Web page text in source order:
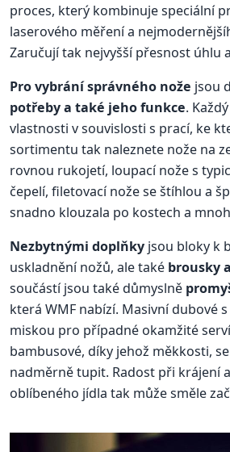
proces, který kombinuje speciální
laserového měření a
Zaručují tak nejvyšší přesnost úhlu
Pro vybrání správného nože jsou
potřeby a také jeho funkce.
vlastnosti v souvislosti s prací, ke
sortimentu tak naleznete nože na
rovnou rukojetí, loupací nože s
čepelí, filetovací nože se štíhlou a
snadno klouzala po kostech a
Nezbytnými doplňky jsou bloky k
uskladnění nožů, ale také brousky
součástí jsou také důmyslně
která WMF nabízí. Masivní dubové
miskou pro případné okamžité
bambusové, díky jehož měkkosti,
nadměrně tupit. Radost při krájení
oblíbeného jídla tak může směle